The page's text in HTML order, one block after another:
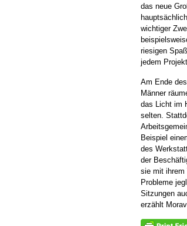
das neue
wichtiger
riesigen
jedem
Am Ende
Männer
das Licht im
selten.
Beispiel
des
der
sie mit ihrem
Probleme
Sitzungen
erzählt